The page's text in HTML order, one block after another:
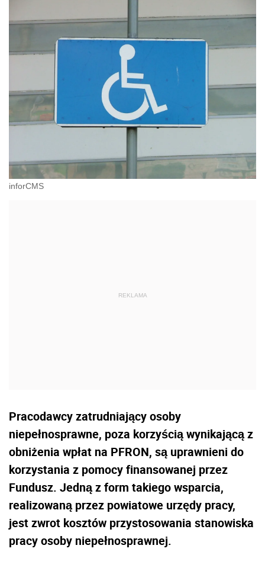
inforCMS
Pracodawcy zatrudniający osoby
niepełnosprawne, poza korzyścią wynikającą z
obniżenia wpłat na PFRON, są uprawnieni do
korzystania z pomocy finansowanej przez
Fundusz. Jedną z form takiego wsparcia,
realizowaną przez powiatowe urzędy pracy,
jest zwrot kosztów przystosowania stanowiska
pracy osoby niepełnosprawnej.